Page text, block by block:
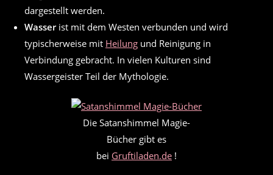
dargestellt werden.
Wasserist mit dem Westen verbunden und wird
typischerweise mit Heilung und Reinigung in
Verbindung gebracht. In vielen Kulturen sind
Wassergeister Teil der Mythologie.
Die Satanshimmel Magie-
Bücher gibt es
bei Gruftiladen.de !